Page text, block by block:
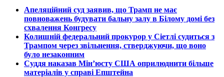
​Апеляційний суд заявив, що Трамп не має
повноважень будувати бальну залу в Білому домі без
схвалення Конгресу
​Колишній федеральний прокурор у Сіетлі судиться з
Трампом через звільнення, стверджуючи, що воно
було незаконним
​Суддя наказав Мін’юсту США оприлюднити більше
матеріалів у справі Епштейна